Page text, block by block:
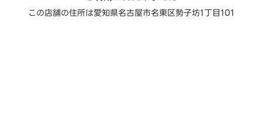
この店舗の住所は愛知県名古屋市名東区勢子坊1丁目101